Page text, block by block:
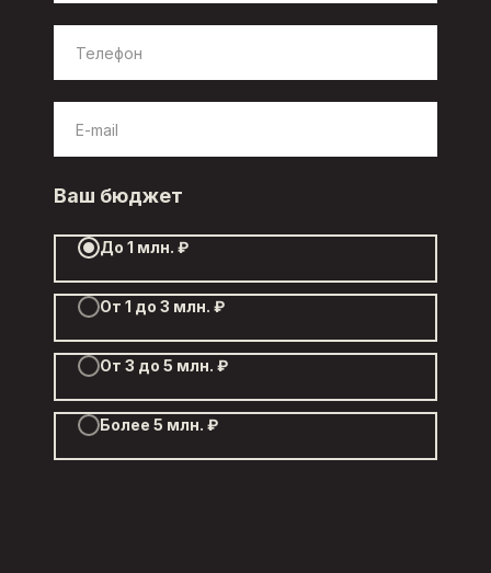
Ваш бюджет
До 1 млн. ₽
От 1 до 3 млн. ₽
От 3 до 5 млн. ₽
Более 5 млн. ₽